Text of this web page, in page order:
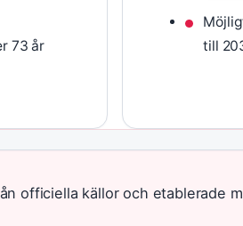
73 år
till
officiella källor och etablerade